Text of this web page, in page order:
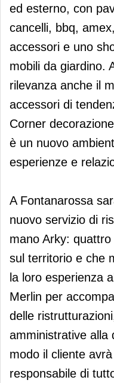
ed esterno, con
cancelli, bbq,
accessori e uno
mobili da giardino.
rilevanza anche il
accessori di
Corner
è un nuovo
esperienze e
A Fontanarossa
nuovo servizio di
mano Arky:
sul territorio e che
la loro esperienza
Merlin per
delle
amministrative alla
modo il cliente
responsabile di